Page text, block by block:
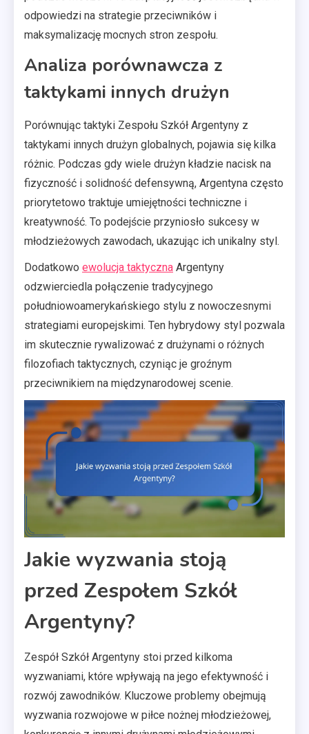
odpowiedzi na strategie przeciwników i
maksymalizację mocnych stron zespołu.
Analiza porównawcza z
taktykami innych drużyn
Porównując taktyki Zespołu Szkół Argentyny z
taktykami innych drużyn globalnych, pojawia się kilka
różnic. Podczas gdy wiele drużyn kładzie nacisk na
fizyczność i solidność defensywną, Argentyna często
priorytetowo traktuje umiejętności techniczne i
kreatywność. To podejście przyniosło sukcesy w
młodzieżowych zawodach, ukazując ich unikalny styl.
Dodatkowo ewolucja taktyczna Argentyny
odzwierciedla połączenie tradycyjnego
południowoamerykańskiego stylu z nowoczesnymi
strategiami europejskimi. Ten hybrydowy styl pozwala
im skutecznie rywalizować z drużynami o różnych
filozofiach taktycznych, czyniąc je groźnym
przeciwnikiem na międzynarodowej scenie.
Jakie wyzwania stoją
przed Zespołem Szkół
Argentyny?
Zespół Szkół Argentyny stoi przed kilkoma
wyzwaniami, które wpływają na jego efektywność i
rozwój zawodników. Kluczowe problemy obejmują
wyzwania rozwojowe w piłce nożnej młodzieżowej,